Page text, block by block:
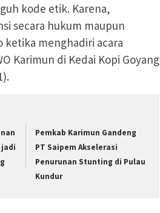
kode etik. Karena,
secara hukum maupun
ketika menghadiri acara
Karimun di Kedai Kopi Goyang
Pemkab Karimun Gandeng
PT Saipem Akselerasi
Penurunan Stunting di Pulau
Kundur